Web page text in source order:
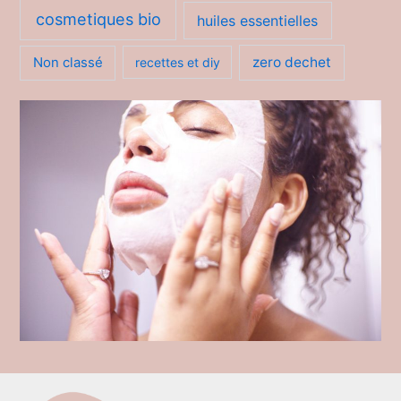
cosmetiques bio huiles essentielles
Non classé recettes et diy zero dechet